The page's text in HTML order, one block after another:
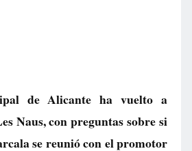
de Alicante ha vuelto a
Naus, con preguntas sobre si
se reunió con el promotor